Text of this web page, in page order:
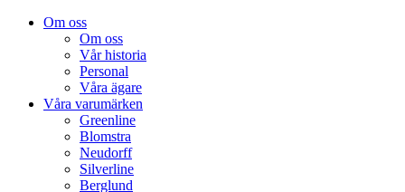
Om oss
Om oss
Vår historia
Personal
Våra ägare
Våra varumärken
Greenline
Blomstra
Neudorff
Silverline
Berglund